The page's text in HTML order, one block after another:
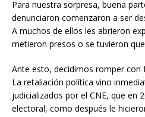
Para nuestra sorpresa, buena
denunciaron comenzaron a ser
A muchos de ellos les abrieron
metieron presos o se tuvieron
Ante esto, decidimos romper con
La retaliación política vino
judicializados por el CNE, que en
electoral, como después le